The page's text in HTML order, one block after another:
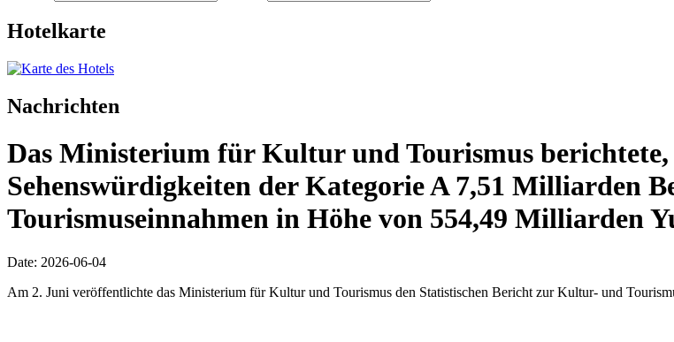
Hotelkarte
Nachrichten
Das Ministerium für Kultur und Tourismus berichtete,
Sehenswürdigkeiten der Kategorie A 7,51 Milliarden
Tourismuseinnahmen in Höhe von 554,49 Milliarden
Date: 2026-06-04
Am 2. Juni veröffentlichte das Ministerium für Kultur und Tourismus den Statistischen Bericht zur Kultur- und